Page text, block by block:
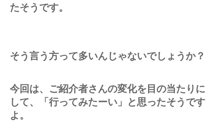
たそうです。
そう言う方って多いんじゃないでしょうか？
今回は、ご紹介者さんの変化を目の当たりに
して、「行ってみたーい」と思ったそうです
よ。